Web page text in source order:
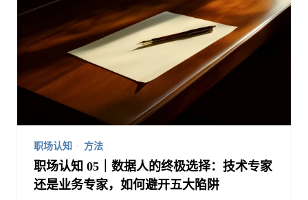
职场认知 · 方法
职场认知 05｜数据人的终极选择：技术专家
还是业务专家，如何避开五大陷阱